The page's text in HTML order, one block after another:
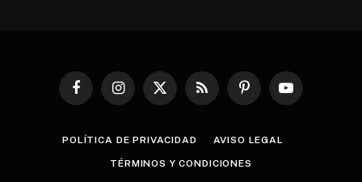
FacebookInstagram
X
RSS PinterestYouTube
POLÍTICA DE PRIVACIDAD AVISO LEGAL
TÉRMINOS Y CONDICIONES